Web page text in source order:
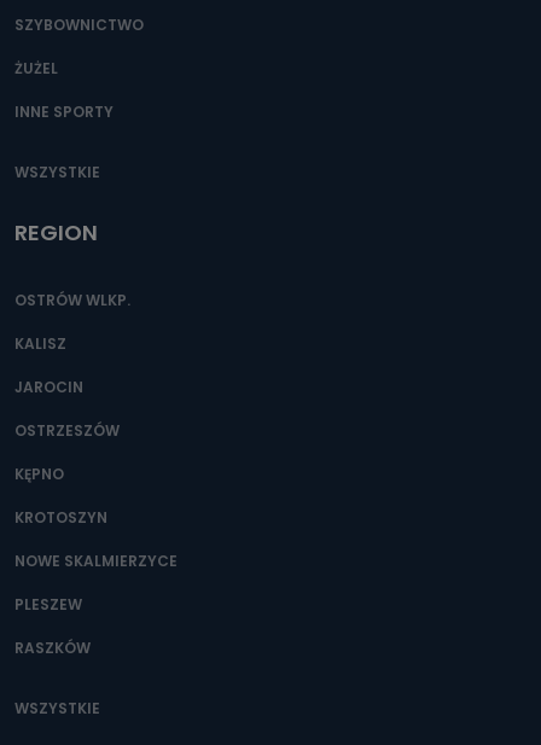
SZYBOWNICTWO
ŻUŻEL
INNE SPORTY
WSZYSTKIE
REGION
OSTRÓW WLKP.
KALISZ
JAROCIN
OSTRZESZÓW
KĘPNO
KROTOSZYN
NOWE SKALMIERZYCE
PLESZEW
RASZKÓW
WSZYSTKIE